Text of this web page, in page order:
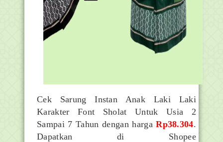
Cek Sarung Instan Anak Laki Laki
Karakter Font Sholat Untuk Usia 2
Sampai 7 Tahun dengan hargaRp38.304.
Dapatkan di Shopee